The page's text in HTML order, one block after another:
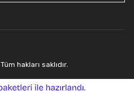
Tüm hakları saklıdır.
e-